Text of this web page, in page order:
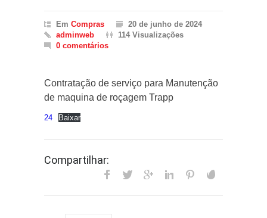
Em Compras
20 de junho de 2024
adminweb
114 Visualizações
0 comentários
Contratação de serviço para Manutenção
de maquina de roçagem Trapp
24 Baixar
Compartilhar: